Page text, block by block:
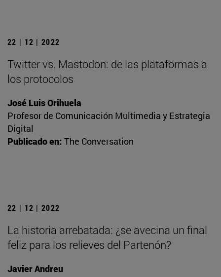
22 | 12 | 2022
Twitter vs. Mastodon: de las plataformas a
los protocolos
José Luis Orihuela
Profesor de Comunicación Multimedia y Estrategia
Digital
Publicado en: The Conversation
22 | 12 | 2022
La historia arrebatada: ¿se avecina un final
feliz para los relieves del Partenón?
Javier Andreu